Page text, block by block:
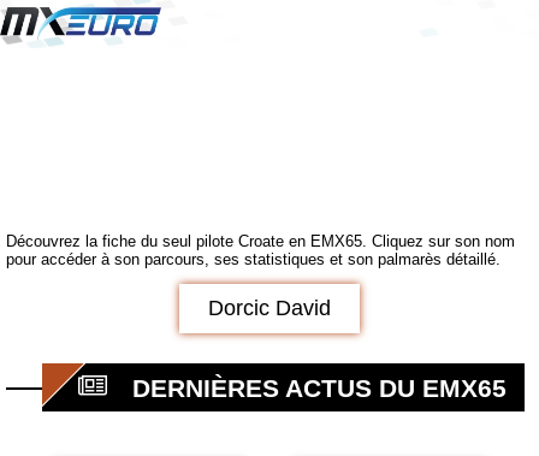
Découvrez la fiche du seul pilote Croate en EMX65. Cliquez sur son nom
pour accéder à son parcours, ses statistiques et son palmarès détaillé.
Dorcic David
DERNIÈRES ACTUS DU EMX65